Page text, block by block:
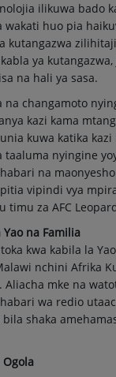
ilikuwa bado
wakati huo pia
kutangazwa
ya
na hali ya sasa.
changamoto
kazi kama
kuwa katika
taaluma nyingine
na
vipindi vya
timu za AFC
na Familia
kwa kabila la
nchini Afrika
Aliacha mke na
wa redio
shaka